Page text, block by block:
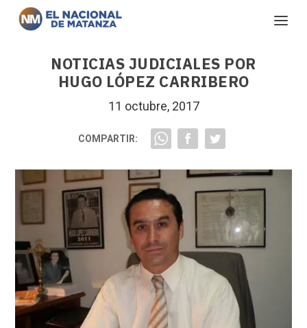
NOTICIAS JUDICIALES POR
HUGO LÓPEZ CARRIBERO
11 octubre, 2017
COMPARTIR: